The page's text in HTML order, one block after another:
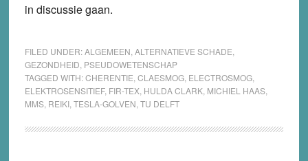
in discussie gaan.
FILED UNDER:ALGEMEEN ALTERNATIEVE SCHADE
GEZONDHEID PSEUDOWETENSCHAP
TAGGED WITH:CHERENTIE CLAESMOG, ELECTROSMOG,
ELEKTROSENSITIEF, FIR-TEX, HULDA CLARK, MICHIEL HAAS,
MMS, REIKI, TESLA-GOLVEN TU DELFT